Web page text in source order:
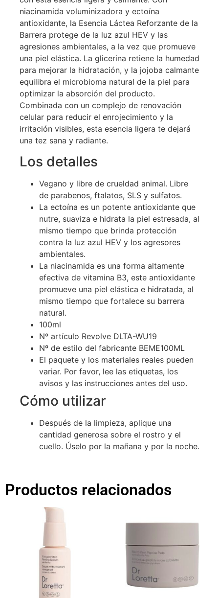
niacinamida voluminizadora y ectoína
antioxidante, la Esencia Láctea Reforzante de la
Barrera protege de la luz azul HEV y las
agresiones ambientales, a la vez que promueve
una piel elástica. La glicerina retiene la humedad
para mejorar la hidratación, y la jojoba calmante
equilibra el microbioma natural de la piel para
optimizar la absorción del producto.
Combinada con un complejo de renovación
celular para reducir el enrojecimiento y la
irritación visibles, esta esencia ligera te dejará
una tez sana y radiante.
Los detalles
Vegano y libre de crueldad animal. Libre
de parabenos, ftalatos, SLS y sulfatos.
La ectoína es un potente antioxidante que
nutre, suaviza e hidrata la piel estresada, al
mismo tiempo que brinda protección
contra la luz azul HEV y los agresores
ambientales.
La niacinamida es una forma altamente
efectiva de vitamina B3, este antioxidante
promueve una piel elástica e hidratada, al
mismo tiempo que fortalece su barrera
natural.
100ml
Nº artículo Revolve DLTA-WU19
Nº de estilo del fabricante BEME100ML
El paquete y los materiales reales pueden
variar. Por favor, lee las etiquetas, los
avisos y las instrucciones antes del uso.
Cómo utilizar
Después de la limpieza, aplique una
cantidad generosa sobre el rostro y el
cuello. Úselo por la mañana y por la noche.
Productos relacionados